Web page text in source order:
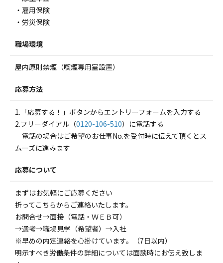
・雇用保険
・労災保険
職場環境
屋内原則禁煙（喫煙専用室設置）
応募方法
1.「応募する！」ボタンからエントリーフォームを入力する
2.フリーダイアル（0120-106-510）に電話する
電話の場合はご希望のお仕事No.を受付時に伝えて頂くとス
ムーズに進みます
応募について
まずはお気軽にご応募ください
折ってこちらからご連絡いたします。
お問合せ→面接（電話・ＷＥＢ可）
→選考→職場見学（希望者）→入社
※早めの内定連絡を心掛けています。（7日以内）
明示すべき労働条件の詳細については面談時にお伝え致しま